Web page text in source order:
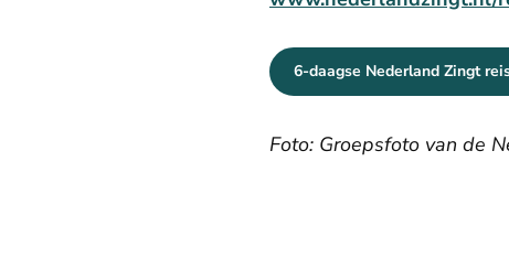
6-daagse Nederland Zingt
Foto: Groepsfoto van de